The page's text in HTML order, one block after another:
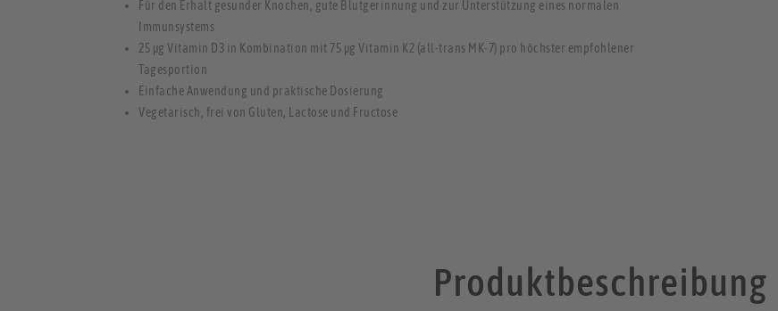
Für den Erhalt gesunder Knochen, gute Blutgerinnung und zur Unterstützung eines normalen
Immunsystems
25 µg Vitamin D3 in Kombination mit 75 µg Vitamin K2 (all-trans MK-7) pro höchster empfohlener
Tagesportion
Einfache Anwendung und praktische Dosierung
Vegetarisch, frei von Gluten, Lactose und Fructose
Produktbeschreibung